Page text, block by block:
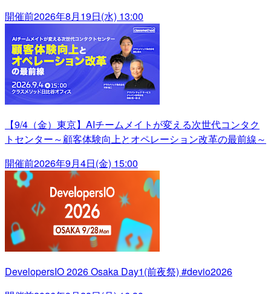
開催前2026年8月19日(水) 13:00
【9/4（金）東京】AIチームメイトが変える次世代コンタク
トセンター～顧客体験向上とオペレーション改革の最前線～
開催前2026年9月4日(金) 15:00
DevelopersIO 2026 Osaka Day1(前夜祭) #devio2026